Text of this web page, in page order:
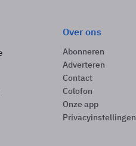
Over ons
Abonneren
Adverteren
Contact
Colofon
Onze app
Privacyinstellingen